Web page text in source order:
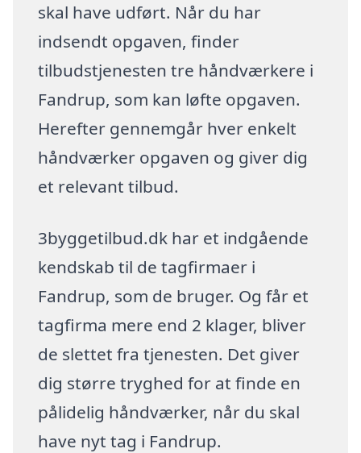
skal have udført. Når du har
indsendt opgaven, finder
tilbudstjenesten tre håndværkere i
Fandrup, som kan løfte opgaven.
Herefter gennemgår hver enkelt
håndværker opgaven og giver dig
et relevant tilbud.
3byggetilbud.dk har et indgående
kendskab til de tagfirmaer i
Fandrup, som de bruger. Og får et
tagfirma mere end 2 klager, bliver
de slettet fra tjenesten. Det giver
dig større tryghed for at finde en
pålidelig håndværker, når du skal
have nyt tag i Fandrup.